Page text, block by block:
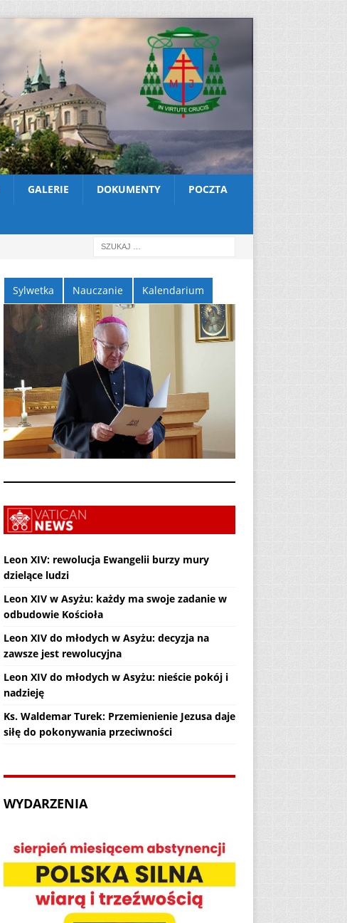
GALERIE DOKUMENTY POCZTA
Sylwetka Nauczanie Kalendarium
Leon XIV: rewolucja Ewangelii burzy mury
dzielące ludzi
Leon XIV w Asyżu: każdy ma swoje zadanie w
odbudowie Kościoła
Leon XIV do młodych w Asyżu: decyzja na
zawsze jest rewolucyjna
Leon XIV do młodych w Asyżu: nieście pokój i
nadzieję
Ks. Waldemar Turek: Przemienienie Jezusa daje
siłę do pokonywania przeciwności
WYDARZENIA